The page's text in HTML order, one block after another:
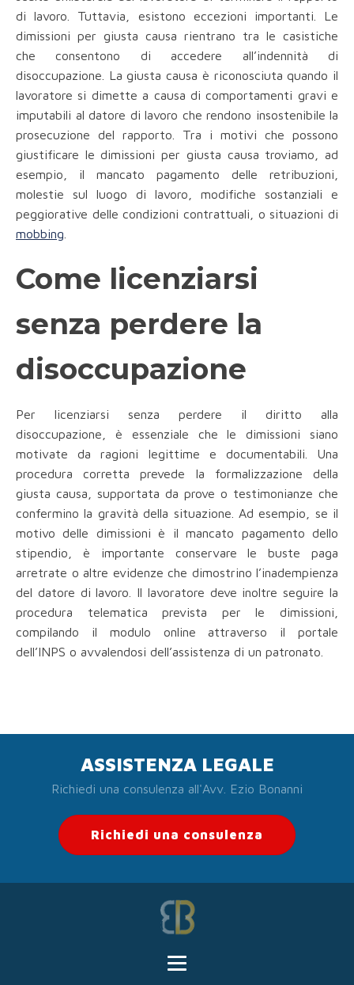
di lavoro. Tuttavia, esistono eccezioni importanti. Le
dimissioni per giusta causa rientrano tra le casistiche
che consentono di accedere all’indennità di
disoccupazione. La giusta causa è riconosciuta quando il
lavoratore si dimette a causa di comportamenti gravi e
imputabili al datore di lavoro che rendono insostenibile la
prosecuzione del rapporto. Tra i motivi che possono
giustificare le dimissioni per giusta causa troviamo, ad
esempio, il mancato pagamento delle retribuzioni,
molestie sul luogo di lavoro, modifiche sostanziali e
peggiorative delle condizioni contrattuali, o situazioni di
mobbing
Come licenziarsi
senza perdere la
disoccupazione
Per licenziarsi senza perdere il diritto alla
disoccupazione, è essenziale che le dimissioni siano
motivate da ragioni legittime e documentabili. Una
procedura corretta prevede la formalizzazione della
giusta causa, supportata da prove o testimonianze che
confermino la gravità della situazione. Ad esempio, se il
motivo delle dimissioni è il mancato pagamento dello
stipendio, è importante conservare le buste paga
arretrate o altre evidenze che dimostrino l’inadempienza
del datore di lavoro. Il lavoratore deve inoltre seguire la
procedura telematica prevista per le dimissioni,
compilando il modulo online attraverso il portale
dell’INPS o avvalendosi dell’assistenza di un patronato.
ASSISTENZA LEGALE
Richiedi una consulenza all'Avv. Ezio Bonanni
Richiedi una consulenza